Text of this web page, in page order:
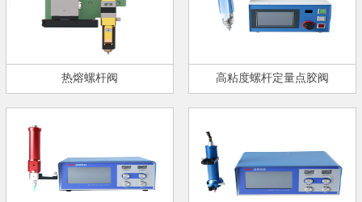
热熔螺杆阀 高粘度螺杆定量点胶阀